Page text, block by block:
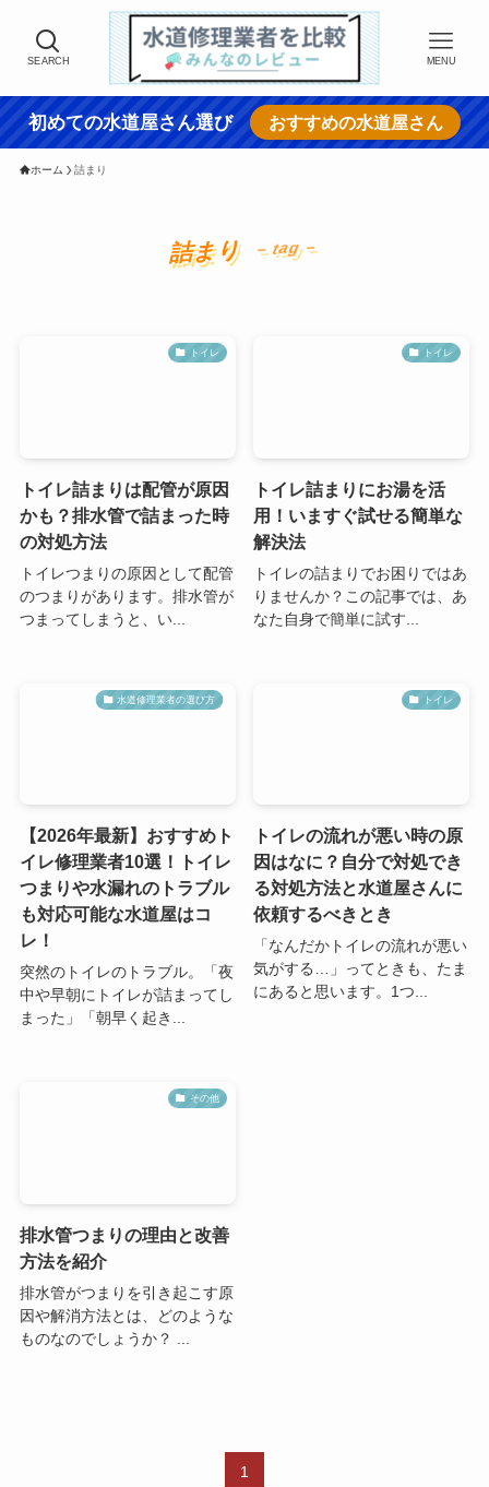
SEARCH MENU
初めての水道屋さん選び おすすめの水道屋さん
ホーム 詰まり
詰まり – tag –
トイレ
トイレ詰まりは配管が原因
かも？排水管で詰まった時
の対処方法
トイレつまりの原因として配管
のつまりがあります。排水管が
つまってしまうと、い...
トイレ
トイレ詰まりにお湯を活
用！いますぐ試せる簡単な
解決法
トイレの詰まりでお困りではあ
りませんか？この記事では、あ
なた自身で簡単に試す...
水道修理業者の選び方
【2026年最新】おすすめト
イレ修理業者10選！トイレ
つまりや水漏れのトラブル
も対応可能な水道屋はコ
レ！
突然のトイレのトラブル。「夜
中や早朝にトイレが詰まってし
まった」「朝早く起き...
トイレ
トイレの流れが悪い時の原
因はなに？自分で対処でき
る対処方法と水道屋さんに
依頼するべきとき
「なんだかトイレの流れが悪い
気がする…」ってときも、たま
にあると思います。1つ...
その他
排水管つまりの理由と改善
方法を紹介
排水管がつまりを引き起こす原
因や解消方法とは、どのような
ものなのでしょうか？ ...
1